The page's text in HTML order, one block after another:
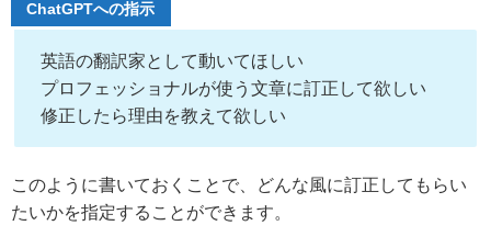
ChatGPTへの指示
英語の翻訳家として動いてほしい
プロフェッショナルが使う文章に訂正して欲しい
修正したら理由を教えて欲しい
このように書いておくことで、どんな風に訂正してもらい
たいかを指定することができます。